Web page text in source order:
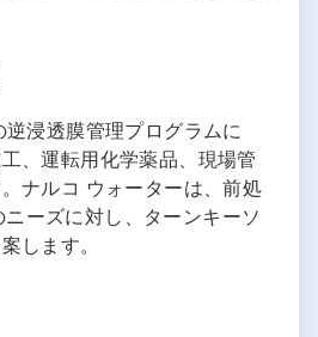
浸透膜管理プログラムに
、運転用化学薬品、現場管
ナルコ ウォーターは、前処
ーズに対し、ターンキーソ
します。